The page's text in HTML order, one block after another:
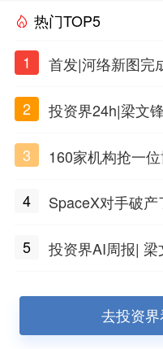
热门TOP5
1
首发|河络新图完
2
投资界24h|梁文
3
160家机构抢一
4
SpaceX对手破产
5 投资界AI周报|
去投资